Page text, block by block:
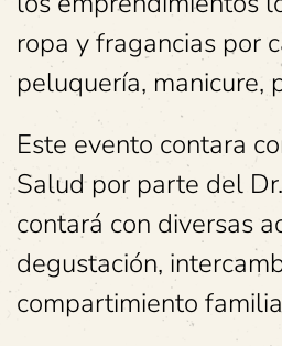
ropa y fragancias por
peluquería, manicure,
Este evento contara
Salud por parte del
contará con diversas
degustación,
compartimiento